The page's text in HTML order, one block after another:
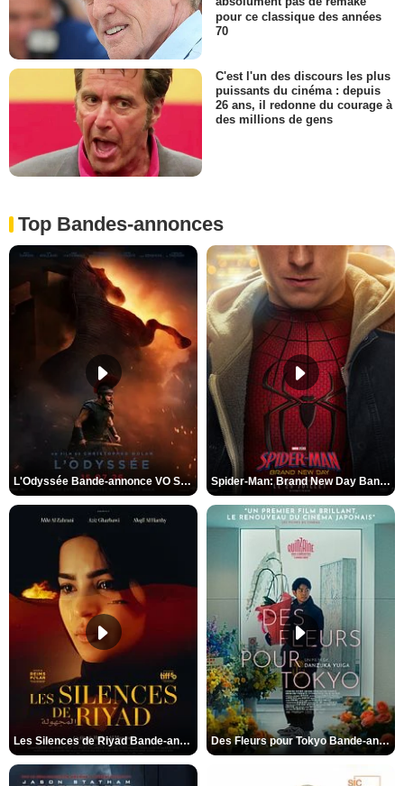
pour ce classique des années
70
C'est l'un des discours les plus
puissants du cinéma : depuis
26 ans, il redonne du courage à
des millions de gens
Top Bandes-annonces
L'Odyssée Bande-annonce VO STFR Spider-Man: Brand New Day Bande-annonce VO STFR
Les Silences de Riyad Bande-annonce VO STFR Des Fleurs pour Tokyo Bande-annonce VO STFR